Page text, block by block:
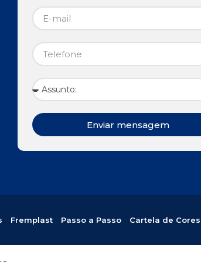
Enviar mensagem
Fremplast Passo a Passo Cartela de Cores